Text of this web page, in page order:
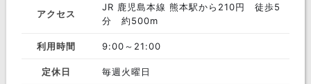
アクセス
JR 鹿児島本線 熊本駅から210円 徒歩5
分 約500m
利用時間 9:00～21:00
定休日 毎週火曜日